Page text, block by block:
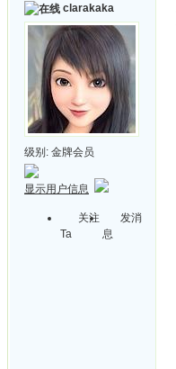
clarakaka
级别: 金牌会员
显示用户信息
关注
Ta
发消
息